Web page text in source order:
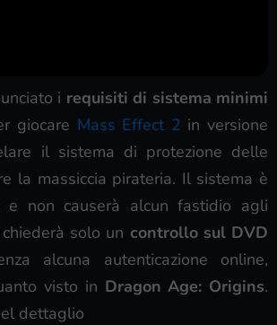
i requisiti di sistema minimi
giocare Mass Effect 2 in versione
il sistema di protezione delle
la massiccia pirateria. Il sistema è
e non causerà alcun fastidio agli
solo un controllo sul DVD
alcuna autenticazione online,
visto in Dragon Age: Origins.
dettaglio